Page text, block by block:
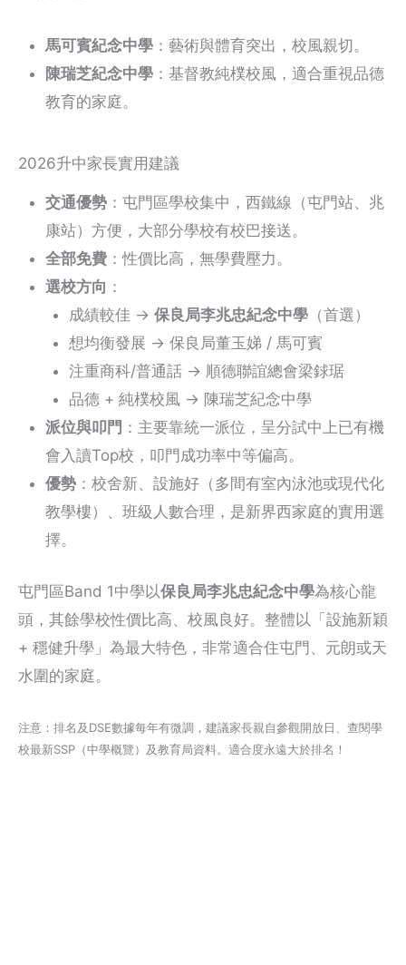
馬可賓紀念中學 ：藝術與體育突出，校風親切。
陳瑞芝紀念中學 ：基督教純樸校風，適合重視品德
教育的家庭。
2026升中家長實用建議
交通優勢 ：屯門區學校集中，西鐵線（屯門站、兆
康站）方便，大部分學校有校巴接送。
全部免費 ：性價比高，無學費壓力。
選校方向 ：
成績較佳 → 保良局李兆忠紀念中學（首選）
想均衡發展 → 保良局董玉娣 / 馬可賓
注重商科/普通話 → 順德聯誼總會梁銶琚
品德 + 純樸校風 → 陳瑞芝紀念中學
派位與叩門 ：主要靠統一派位，呈分試中上已有機
會入讀Top校，叩門成功率中等偏高。
優勢 ：校舍新、設施好（多間有室內泳池或現代化
教學樓）、班級人數合理，是新界西家庭的實用選
擇。
屯門區Band 1中學以保良局李兆忠紀念中學為核心龍
頭，其餘學校性價比高、校風良好。整體以「設施新穎
+ 穩健升學」為最大特色，非常適合住屯門、元朗或天
水圍的家庭。
注意：排名及DSE數據每年有微調，建議家長親自參觀開放日、查閱學
校最新SSP（中學概覽）及教育局資料。適合度永遠大於排名！